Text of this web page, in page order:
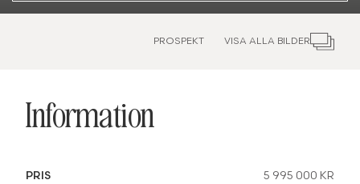
PROSPEKT VISA ALLA BILDER
Information
PRIS
5 995 000 KR